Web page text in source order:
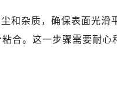
和杂质，确保表面光滑
合。这一步骤需要耐心